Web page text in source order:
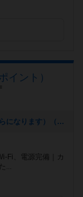
イント）
[NEW] 2025年5月から平日の営業時間変更（19時からになります）（2025年06月20日 16時25分）
Fi、電源完備｜カ
...